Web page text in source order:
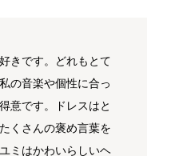
きです。どれもとて
の音楽や個性に合っ
意です。ドレスはと
くさんの褒め言葉を
ミはかわいらしいヘ